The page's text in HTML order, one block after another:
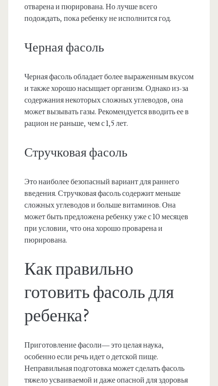
отварена и пюрирована. Но лучше всего
подождать, пока ребенку не исполнится год.
Черная фасоль
Черная фасоль обладает более выраженным вкусом
и также хорошо насыщает организм. Однако из-за
содержания некоторых сложных углеводов, она
может вызывать газы. Рекомендуется вводить ее в
рацион не раньше, чем с 1,5 лет.
Стручковая фасоль
Это наиболее безопасный вариант для раннего
введения. Стручковая фасоль содержит меньше
сложных углеводов и больше витаминов. Она
может быть предложена ребенку уже с 10 месяцев
при условии, что она хорошо проварена и
пюрирована.
Как правильно
готовить фасоль для
ребенка?
Приготовление фасоли— это целая наука,
особенно если речь идет о детской пище.
Неправильная подготовка может сделать фасоль
тяжело усваиваемой и даже опасной для здоровья